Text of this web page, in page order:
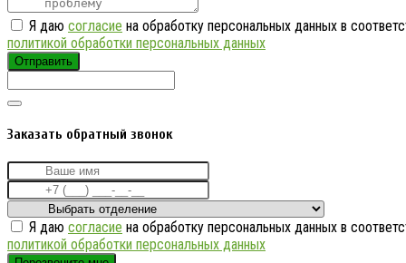
Я даю согласие на обработку персональных данных в
политикой обработки персональных данных
Отправить
Заказать обратный звонок
Я даю согласие на обработку персональных данных в
политикой обработки персональных данных